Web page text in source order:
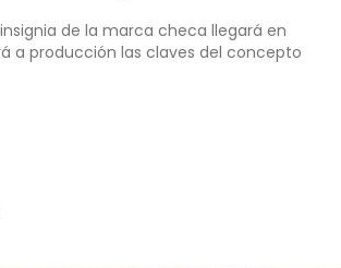
de la marca checa llegará en
a producción las claves del concepto